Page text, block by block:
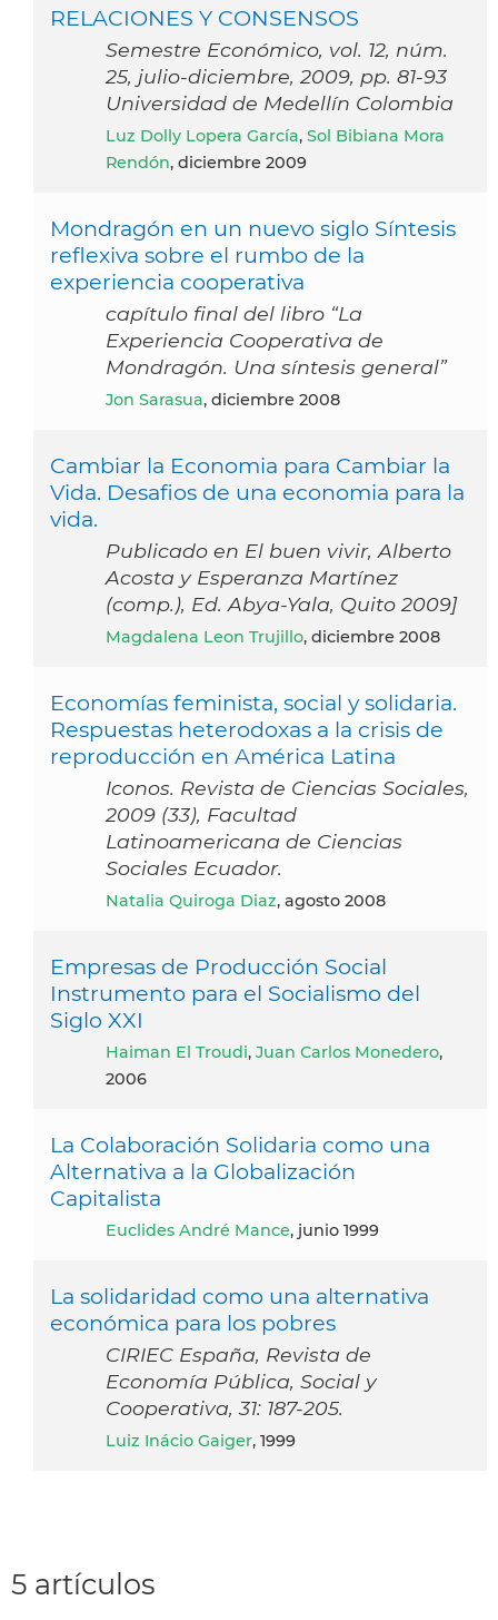
RELACIONES Y CONSENSOS
Semestre Económico, vol. 12, núm.
25, julio-diciembre, 2009, pp. 81-93
Universidad de Medellín Colombia
Luz Dolly Lopera García, Sol Bibiana Mora
Rendón, diciembre 2009
Mondragón en un nuevo siglo Síntesis
reflexiva sobre el rumbo de la
experiencia cooperativa
capítulo final del libro “La
Experiencia Cooperativa de
Mondragón. Una síntesis general”
Jon Sarasua, diciembre 2008
Cambiar la Economia para Cambiar la
Vida. Desafios de una economia para la
vida.
Publicado en El buen vivir, Alberto
Acosta y Esperanza Martínez
(comp.), Ed. Abya-Yala, Quito 2009]
Magdalena Leon Trujillo, diciembre 2008
Economías feminista, social y solidaria.
Respuestas heterodoxas a la crisis de
reproducción en América Latina
Iconos. Revista de Ciencias Sociales,
2009 (33), Facultad
Latinoamericana de Ciencias
Sociales Ecuador.
Natalia Quiroga Diaz, agosto 2008
Empresas de Producción Social
Instrumento para el Socialismo del
Siglo XXI
Haiman El Troudi, Juan Carlos Monedero,
2006
La Colaboración Solidaria como una
Alternativa a la Globalización
Capitalista
Euclides André Mance, junio 1999
La solidaridad como una alternativa
económica para los pobres
CIRIEC España, Revista de
Economía Pública, Social y
Cooperativa, 31: 187-205.
Luiz Inácio Gaiger, 1999
5 artículos